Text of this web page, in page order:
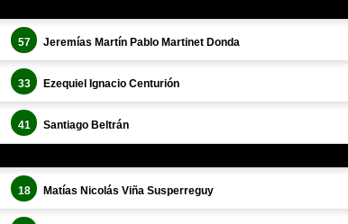
57 Jeremías Martín Pablo Martinet Donda
33 Ezequiel Ignacio Centurión
41 Santiago Beltrán
18 Matías Nicolás Viña Susperreguy